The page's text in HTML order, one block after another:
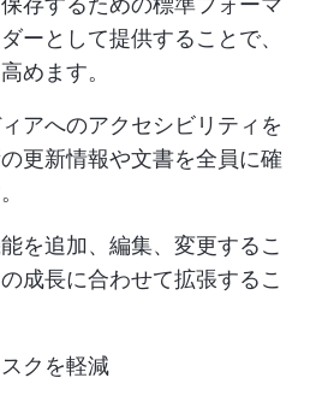
ーとして提供することで、
めます。
アへのアクセシビリティを
更新情報や文書を全員に確
を追加、編集、変更するこ
成長に合わせて拡張するこ
クを軽減